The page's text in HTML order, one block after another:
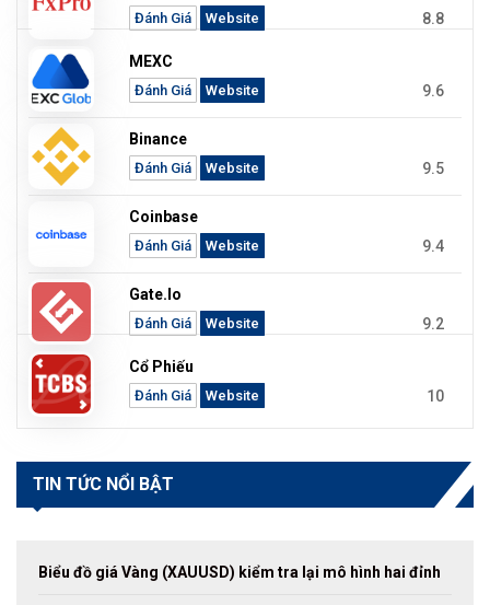
Đánh Giá Website 8.8
MEXC
Đánh Giá Website 9.6
Binance
Đánh Giá Website 9.5
Coinbase
Đánh Giá Website 9.4
Gate.io
Đánh Giá Website 9.2
Cổ Phiếu
Đánh Giá Website 10
TIN TỨC NỔI BẬT
Biểu đồ giá Vàng (XAUUSD) kiểm tra lại mô hình hai đỉnh